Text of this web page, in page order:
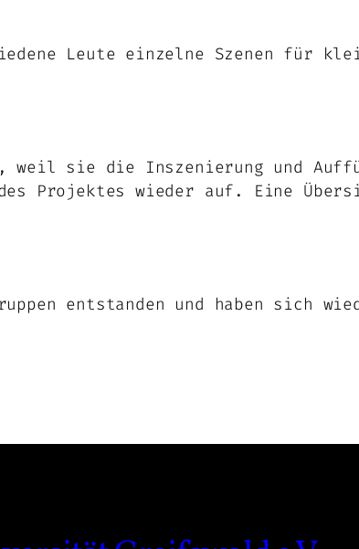
Leute einzelne Szenen für
weil sie die Inszenierung und
des Projektes wieder auf. Eine
entstanden und haben sich